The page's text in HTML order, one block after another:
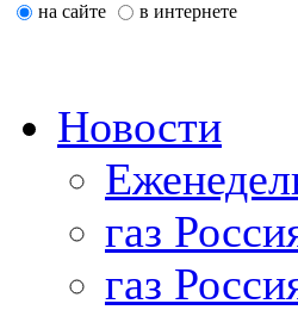
на сайте в интернете
Новости
газ
газ